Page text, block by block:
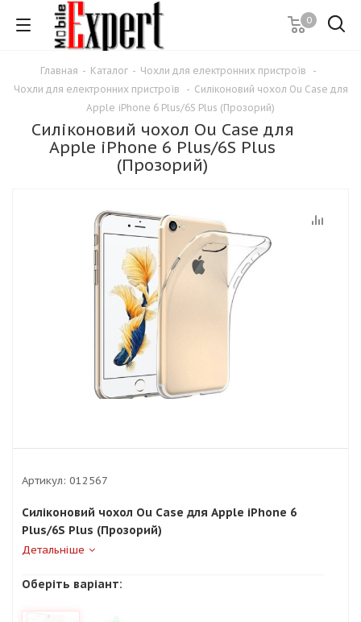
0
Главная - Каталог - Чохли для електронних пристроїв
-
Чохли для електронних пристроїв
- Силіконовий чохол Ou Case для
Apple iPhone 6 Plus/6S Plus (Прозорий)
Силіконовий чохол Ou Case для
Apple iPhone 6 Plus/6S Plus
(Прозорий)
Артикул: 012567
Силіконовий чохол Ou Case для Apple iPhone 6
Plus/6S Plus (Прозорий)
Детальніше
Оберіть варіант: